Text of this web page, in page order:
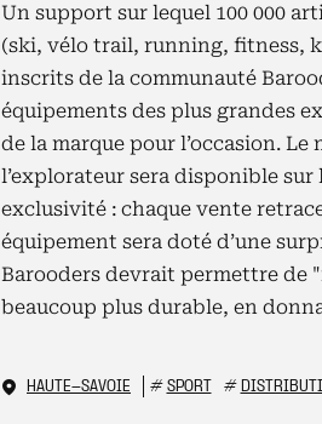
Un support sur lequel 100 000
(ski, vélo trail, running, fitness,
inscrits de la communauté
équipements des plus grandes
de la marque pour l’occasion.
l’explorateur sera disponible
exclusivité : chaque vente
équipement sera doté d’une
Barooders devrait permettre de
beaucoup plus durable, en
HAUTE-SAVOIE # SPORT #